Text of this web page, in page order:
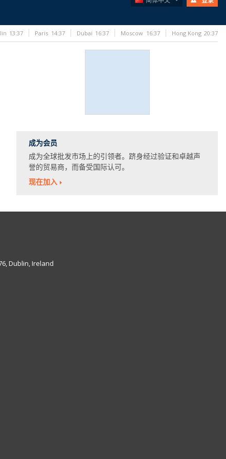
成为会员
成为全球批发市场上的引领者。跻身经过验证和卓越声
誉的贸易商，而备受国际认可。
现在加入
Dublin, Ireland
13:37 Paris 14:37 Dubai 16:37 Moscow 16:37 Hong Kong 20:37